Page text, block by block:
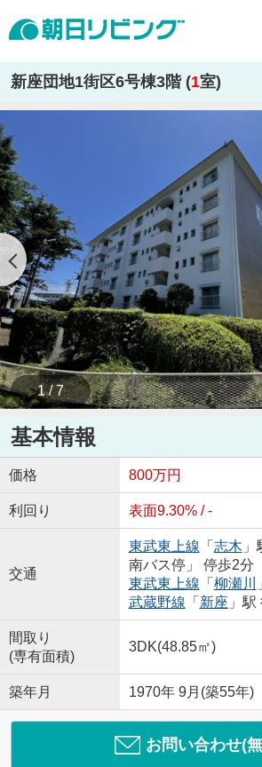
新座団地1街区6号棟3階 (1室)
1 / 7
基本情報
価格 800万円
利回り 表面9.30% / -
交通
東武東上線 「 志木
南バス停」 停歩2分
東武東上線 「 柳瀬川
武蔵野線 「 新座 」
間取り
(専有面積)
3DK(48.85㎡)
築年月 1970年 9月(築55年)
お問い合わせ(